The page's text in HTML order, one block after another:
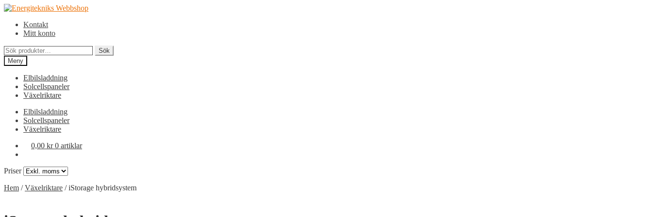
Hoppa
navigering
Hoppa
innehållKontakt
Mitt konto
Sök
efter:
Sök
Meny
Elbilsladdning
Solcellspaneler
Växelriktare
Elbilsladdning
Solcellspaneler
Växelriktare
0,00 kr 0 artiklar
Priser
Hem /Växelriktare /iStorage hybridsystem